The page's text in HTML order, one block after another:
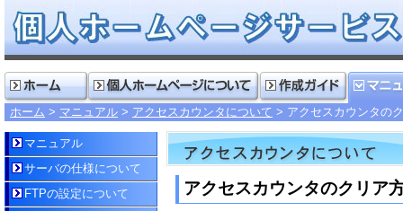
ホーム マニュアル アクセスカウンタについて アクセスカウンタの
アクセスカウンタのクリア
マニュアル
サーバの仕様について
FTPの設定について